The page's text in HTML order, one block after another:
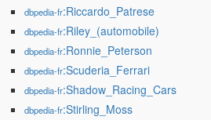
dbpedia-fr:Riccardo_Patrese
dbpedia-fr:Riley_(automobile)
dbpedia-fr:Ronnie_Peterson
dbpedia-fr:Scuderia_Ferrari
dbpedia-fr:Shadow_Racing_Cars
dbpedia-fr:Stirling_Moss